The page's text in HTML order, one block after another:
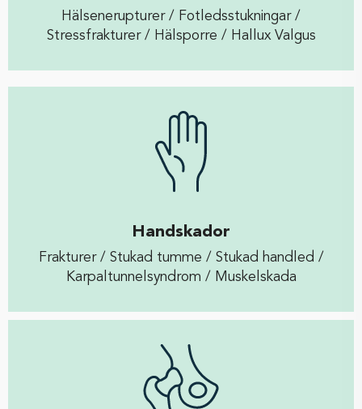
Hälsenerupturer / Fotledsstukningar /
Stressfrakturer / Hälsporre / Hallux Valgus
Handskador
Frakturer / Stukad tumme / Stukad handled /
Karpaltunnelsyndrom / Muskelskada